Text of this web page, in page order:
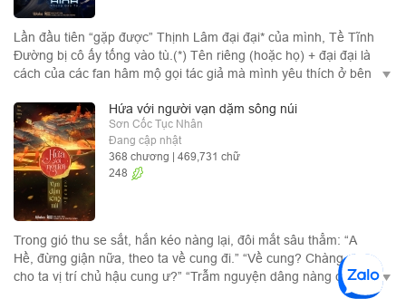
Lần đầu tiên “gặp được” Thịnh Lâm đại đại* của mình, Tề Tĩnh
Đường bị cô ấy tống vào tù.(*) Tên riêng (hoặc họ) + đại đại là
cách của các fan hâm mộ gọi tác giả mà mình yêu thích ở bên
Tĩnh Đường bị cô ấy coi thành kẻ thần kinh. Lần thứ ba gặp
Thịnh Lâm đại đại của mình, Tề Tĩnh Đường bị cô ấy đưa đến
Cục Cảnh sát. Đến lúc Tề Tĩnh Đường cho rằng cuối cùng
mình cũng thành công trên con đường theo đuổi thần tượng,
anh lại chợt phát hiện ra rằng… Đại đại của anh, đang chuẩn bị
tiễn anh xuống địa ngục. Câu chuyện thương nhau lắm cắn
nhiều giữa nữ ma đầu ngoài mềm trong rắn và nhóc xui xẻo
ngoài rắn trong mềm, vừa giống như khe nhỏ sông dài, lại vừa
như sóng trào cuồn cuộn.
Hứa với người vạn dặm sông núi
Sơn Cốc Tục Nhân
Đang cập nhật
368 chương | 469,731 chữ
248
Trong gió thu se sắt, hắn kéo nàng lại, đôi mắt sâu thẳm: “A
Hề, đừng giận nữa, theo ta về cung đi.” “Về cung? Chàng chịu
cho ta vị trí chủ hậu cung ư?” “Trẫm nguyện dâng nàng cả vạn